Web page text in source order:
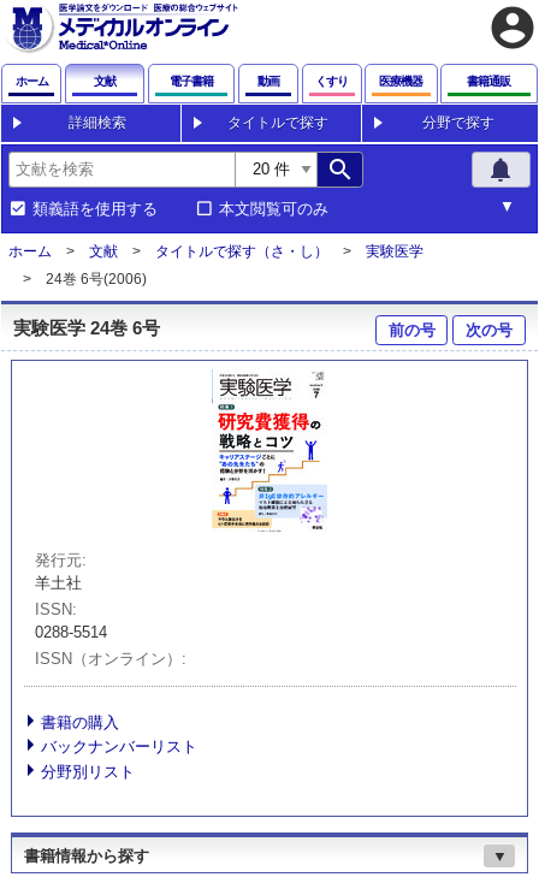
account_circle
ホーム 文献 電子書籍 動画 くすり 医療機器 書籍通販
詳細検索 タイトルで探す 分野で探す
search notifications
類義語を使用する 本文閲覧可のみ
ホーム 文献 タイトルで探す（さ・し）
実験医学
24巻 6号(2006)
実験医学 24巻 6号 前の号 次の号
発行元
羊土社
ISSN
0288-5514
ISSN（オンライン）
書籍の購入
バックナンバーリスト
分野別リスト
書籍情報から探す ▼